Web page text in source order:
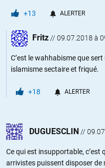
+13 ALERTER
Fritz // 09.07.2018 à
C’est le wahhabisme que
islamisme sectaire et friqué.
+18 ALERTER
DUGUESCLIN //
Ce qui est insupportable,
arrivistes puissent disposer